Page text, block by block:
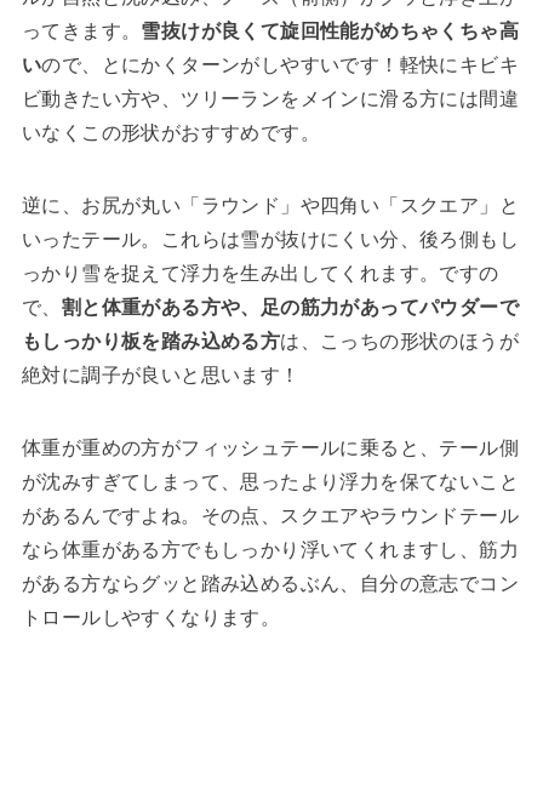
ってきます。 雪抜けが良くて旋回性能がめちゃくちゃ高
いので、とにかくターンがしやすいです！軽快にキビキ
ビ動きたい方や、ツリーランをメインに滑る方には間違
いなくこの形状がおすすめです。
逆に、お尻が丸い「ラウンド」や四角い「スクエア」と
いったテール。これらは雪が抜けにくい分、後ろ側もし
っかり雪を捉えて浮力を生み出してくれます。ですの
で、 割と体重がある方や、足の筋力があってパウダーで
もしっかり板を踏み込める方は、こっちの形状のほうが
絶対に調子が良いと思います！
体重が重めの方がフィッシュテールに乗ると、テール側
が沈みすぎてしまって、思ったより浮力を保てないこと
があるんですよね。その点、スクエアやラウンドテール
なら体重がある方でもしっかり浮いてくれますし、筋力
がある方ならグッと踏み込めるぶん、自分の意志でコン
トロールしやすくなります。